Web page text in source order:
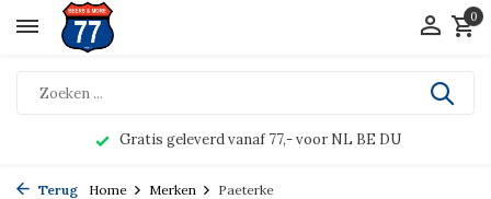
0
Gratis geleverd vanaf 77,- voor NL BE DU
Terug Home Merken Paeterke